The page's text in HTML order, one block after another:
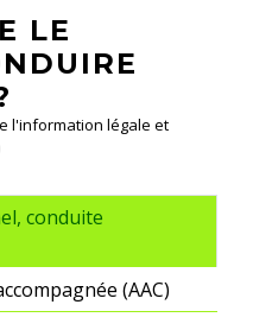
LE
l'information légale et
conduite
(AAC)